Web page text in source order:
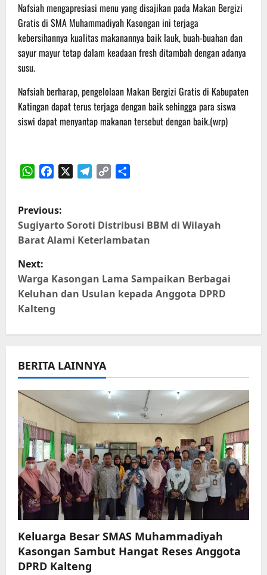
Nafsiah mengapresiasi menu yang disajikan pada Makan Bergizi
Gratis di SMA Muhammadiyah Kasongan ini terjaga
kebersihannya kualitas makanannya baik lauk, buah-buahan dan
sayur mayur tetap dalam keadaan fresh ditambah dengan adanya
susu.
Nafsiah berharap, pengelolaan Makan Bergizi Gratis di Kabupaten
Katingan dapat terus terjaga dengan baik sehingga para siswa
siswi dapat menyantap makanan tersebut dengan baik.(wrp)
P
o
s
t
n
a
v
i
g
a
t
i
o
n
Previous:
Sugiyarto Soroti Distribusi BBM di Wilayah
Barat Alami Keterlambatan
Next:
Warga Kasongan Lama Sampaikan Berbagai
Keluhan dan Usulan kepada Anggota DPRD
Kalteng
BERITA LAINNYA
Keluarga Besar SMAS Muhammadiyah
Kasongan Sambut Hangat Reses Anggota
DPRD Kalteng